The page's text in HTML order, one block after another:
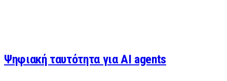
Ψηφιακή ταυτότητα για AI agents